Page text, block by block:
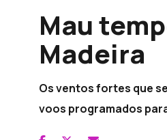
Mau
Madeira
Os ventos fortes que
voos programados